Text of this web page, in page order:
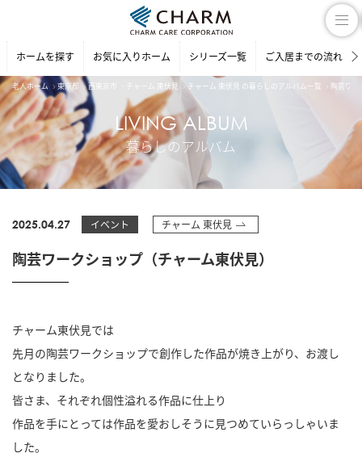
ホームを探す お気に入りホーム シリーズ一覧 ご入居までの流れ
老人ホーム 東京都 西東京市 チャーム 東伏見 チャーム 東伏見 の暮らしのアルバム一覧 陶芸ワ
LIVING ALBUM
暮らしのアルバム
2025.04.27 イベント チャーム 東伏見
陶芸ワークショップ（チャーム東伏見）
チャーム東伏見では
先月の陶芸ワークショップで創作した作品が焼き上がり、お渡し
となりました。
皆さま、それぞれ個性溢れる作品に仕上り
作品を手にとっては作品を愛おしそうに見つめていらっしゃいま
した。